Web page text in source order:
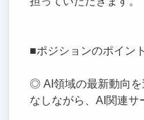
■ポジションのポイント
◎ AI領域の最新動向を
なしながら、AI関連サ